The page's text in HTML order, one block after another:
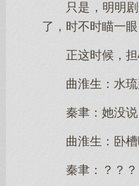
只是，明明
了，时不时瞄一眼
正这时候，
曲淮生：水
秦聿：她没
曲淮生：卧
秦聿：？？？